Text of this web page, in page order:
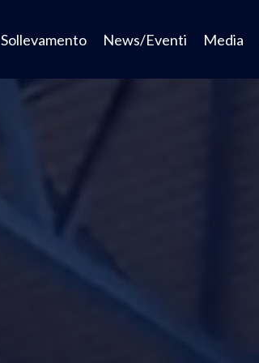
Sollevamento News/Eventi Media